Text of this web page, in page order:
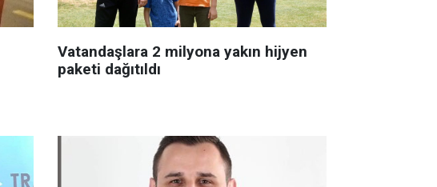
Vatandaşlara 2 milyona yakın hijyen
paketi dağıtıldı